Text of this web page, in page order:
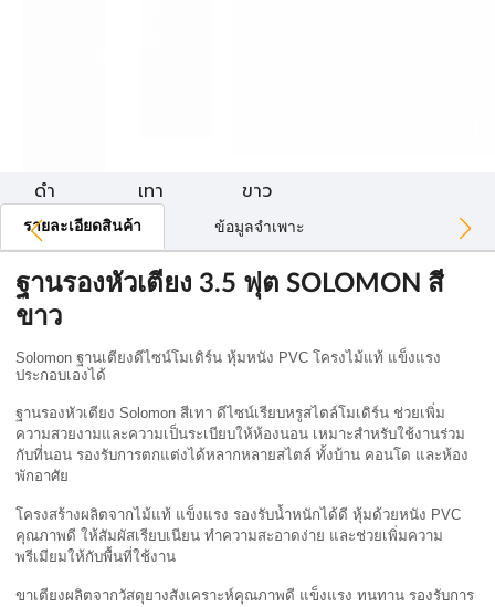
ดำ เทา ขาว
รายละเอียดสินค้า ข้อมูลจำเพาะ
ฐานรองหัวเตียง 3.5 ฟุต SOLOMON สี
ขาว
Solomon ฐานเตียงดีไซน์โมเดิร์น หุ้มหนัง PVC โครงไม้แท้ แข็งแรง
ประกอบเองได้
ฐานรองหัวเตียง Solomon สีเทา ดีไซน์เรียบหรูสไตล์โมเดิร์น ช่วยเพิ่ม
ความสวยงามและความเป็นระเบียบให้ห้องนอน เหมาะสำหรับใช้งานร่วม
กับที่นอน รองรับการตกแต่งได้หลากหลายสไตล์ ทั้งบ้าน คอนโด และห้อง
พักอาศัย
โครงสร้างผลิตจากไม้แท้ แข็งแรง รองรับน้ำหนักได้ดี หุ้มด้วยหนัง PVC
คุณภาพดี ให้สัมผัสเรียบเนียน ทำความสะอาดง่าย และช่วยเพิ่มความ
พรีเมียมให้กับพื้นที่ใช้งาน
ขาเตียงผลิตจากวัสดุยางสังเคราะห์คุณภาพดี แข็งแรง ทนทาน รองรับการ